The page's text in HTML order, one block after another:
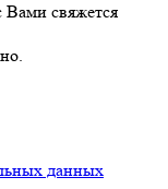
Вами свяжется
данных